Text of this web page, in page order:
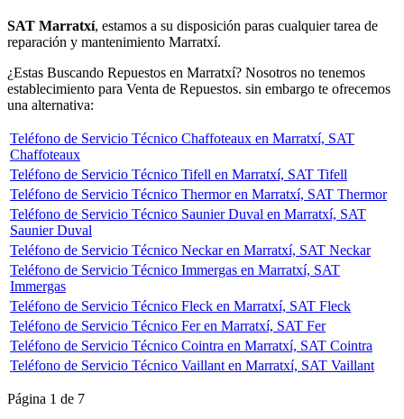
SAT Marratxí, estamos a su disposición paras cualquier tarea de
reparación y mantenimiento Marratxí.
¿Estas Buscando Repuestos en Marratxí? Nosotros no tenemos
establecimiento para Venta de Repuestos. sin embargo te ofrecemos
una alternativa:
Teléfono de Servicio Técnico Chaffoteaux en Marratxí, SAT
Chaffoteaux
Teléfono de Servicio Técnico Tifell en Marratxí, SAT Tifell
Teléfono de Servicio Técnico Thermor en Marratxí, SAT Thermor
Teléfono de Servicio Técnico Saunier Duval en Marratxí, SAT
Saunier Duval
Teléfono de Servicio Técnico Neckar en Marratxí, SAT Neckar
Teléfono de Servicio Técnico Immergas en Marratxí, SAT
Immergas
Teléfono de Servicio Técnico Fleck en Marratxí, SAT Fleck
Teléfono de Servicio Técnico Fer en Marratxí, SAT Fer
Teléfono de Servicio Técnico Cointra en Marratxí, SAT Cointra
Teléfono de Servicio Técnico Vaillant en Marratxí, SAT Vaillant
Página 1 de 7